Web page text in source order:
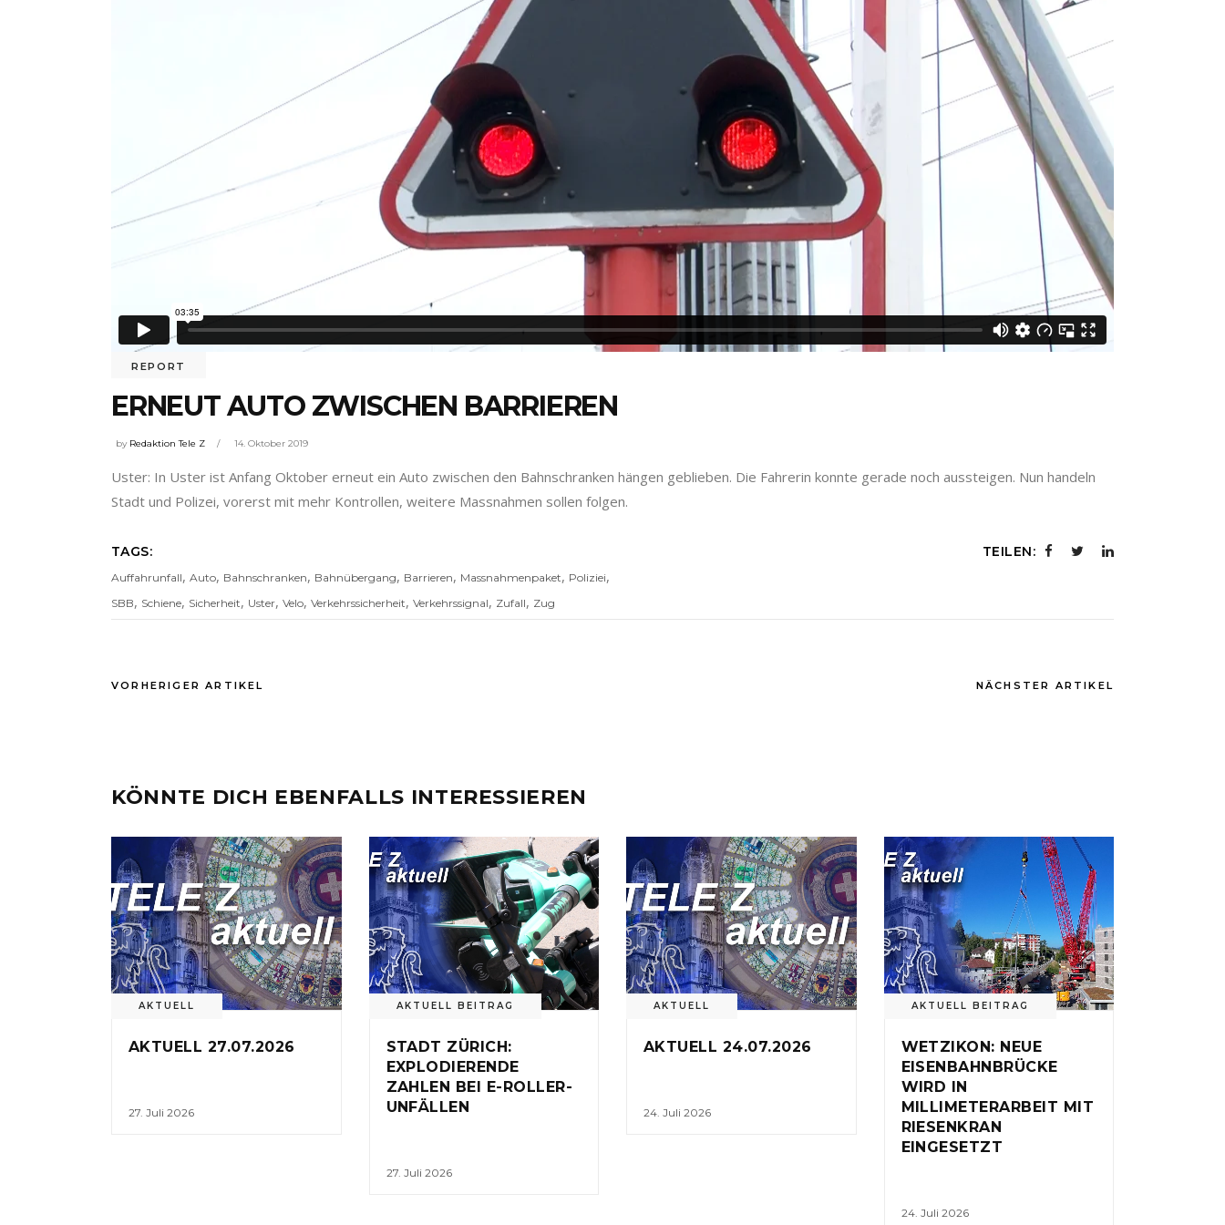
REPORT
ERNEUT AUTO ZWISCHEN BARRIEREN
by Redaktion Tele Z 14. Oktober 2019
Uster: In Uster ist Anfang Oktober erneut ein Auto zwischen den Bahnschranken hängen geblieben. Die Fahrerin konnte gerade noch aussteigen. Nun handeln
Stadt und Polizei, vorerst mit mehr Kontrollen, weitere Massnahmen sollen folgen.
TAGS:
Auffahrunfall, Auto, Bahnschranken, Bahnübergang, Barrieren, Massnahmenpaket, Poliziei,
SBB, Schiene, Sicherheit, Uster, Velo, Verkehrssicherheit, Verkehrssignal, Zufall, Zug
TEILEN:
VORHERIGER ARTIKEL NÄCHSTER ARTIKEL
KÖNNTE DICH EBENFALLS INTERESSIEREN
AKTUELL
AKTUELL 27.07.2026
27. Juli 2026
AKTUELL BEITRAG
STADT ZÜRICH:
EXPLODIERENDE
ZAHLEN BEI E-ROLLER-
UNFÄLLEN
27. Juli 2026
AKTUELL
AKTUELL 24.07.2026
24. Juli 2026
AKTUELL BEITRAG
WETZIKON: NEUE
EISENBAHNBRÜCKE
WIRD IN
MILLIMETERARBEIT MIT
RIESENKRAN
EINGESETZT
24. Juli 2026